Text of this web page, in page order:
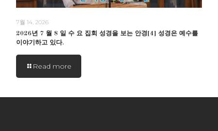
7월 14, 2026
2026년 7 월 8 일 수 요 집회 성경을 보는 안경[4] 성경은 예수를
이야기하고 있다.
Read more